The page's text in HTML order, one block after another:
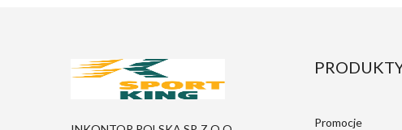
Promocje